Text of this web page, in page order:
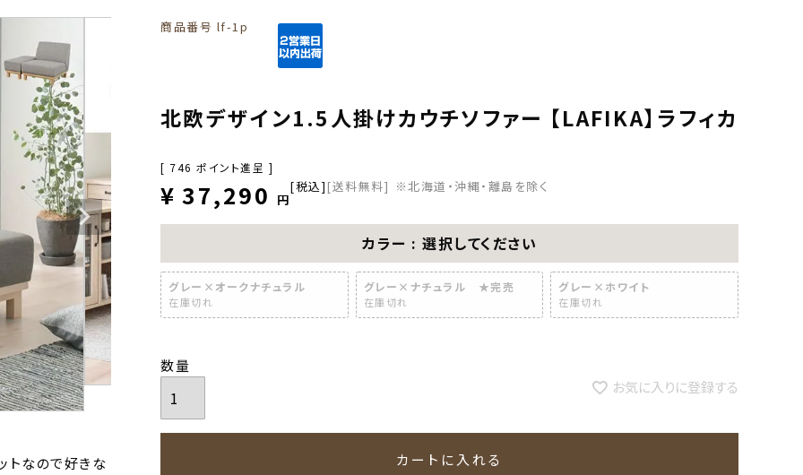
トなので好きな
商品番号 lf-1p
北欧デザイン1.5人掛けカウチソファー 【LAFIKA】ラフィカ
[ 746 ポイント進呈 ]
¥ 37,290 税込 [送料無料] ※北海道・沖縄・離島を除く
カラー 選択してください
グレー×オークナチュラル
在庫切れ
グレー×ナチュラル ★完売
在庫切れ
グレー×ホワイト
在庫切れ
お気に入りに登録する
カートに入れる